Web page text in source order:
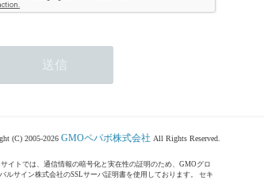
(C) 2005-2026 GMOペパボ株式会社 All Rights Reserved.
サイトでは、通信情報の暗号化と実在性の証明のため、GMOグロ
ルサイン株式会社のSSLサーバ証明書を使用しております。 セキ